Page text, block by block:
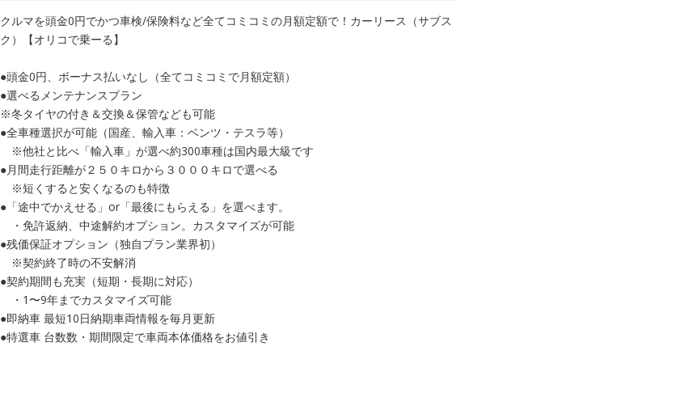
クルマを頭金0円でかつ車検/保険料など全てコミコミの月額定額で！カーリース（サブス
ク）【オリコで乗ーる】
●頭金0円、ボーナス払いなし（全てコミコミで月額定額）
●選べるメンテナンスプラン
※冬タイヤの付き＆交換＆保管なども可能
●全車種選択が可能（国産、輸入車：ベンツ・テスラ等）
※他社と比べ「輸入車」が選べ約300車種は国内最大級です
●月間走行距離が２５０キロから３０００キロで選べる
※短くすると安くなるのも特徴
●「途中でかえせる」or「最後にもらえる」を選べます。
・免許返納、中途解約オプション。カスタマイズが可能
●残価保証オプション（独自プラン業界初）
※契約終了時の不安解消
●契約期間も充実（短期・長期に対応）
・1〜9年までカスタマイズ可能
●即納車 最短10日納期車両情報を毎月更新
●特選車 台数数・期間限定で車両本体価格をお値引き